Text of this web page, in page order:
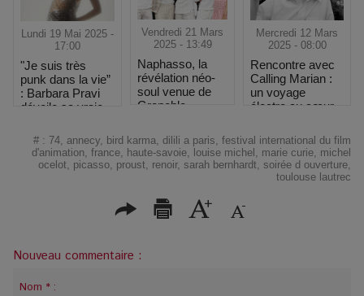
Lundi 19 Mai 2025 -
17:00
"Je suis très
punk dans la vie”
: Barbara Pravi
dévoile sa vraie
Printemps de
Bourges
Vendredi 21 Mars
2025 - 13:49
Naphasso, la
révélation néo-
soul venue de
Grenoble
Mercredi 12 Mars
2025 - 08:00
Rencontre avec
Calling Marian :
un voyage
électro au cœur
# : 74, annecy, bird karma, dilili a paris, festival international du film
d'animation, france, haute-savoie, louise michel , marie curie, michel
ocelot, picasso, proust, renoir, sarah bernhardt, soirée d ouverture,
toulouse lautrec
Nouveau commentaire :
Nom * :